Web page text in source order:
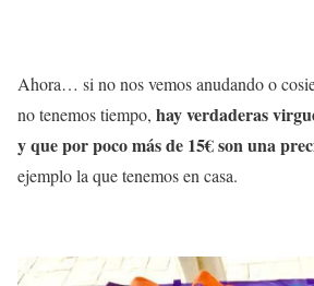
Ahora… si no nos vemos anudando o
no tenemos tiempo, hay verdaderas
y que por poco más de 15€ son una
ejemplo la que tenemos en casa.